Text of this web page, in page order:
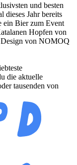
und besten
dieses Jahr bereits
ein Bier zum Event
Hopfen von
von NOMOQ
die aktuelle
tausenden von